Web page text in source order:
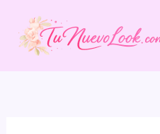
Inhalt
springen